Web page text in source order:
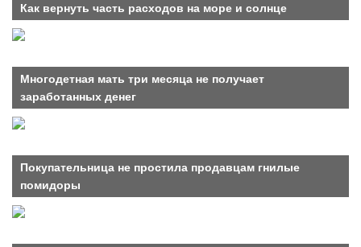
Как вернуть часть расходов на море и солнце
Многодетная мать три месяца не получает
заработанных денег
Покупательница не простила продавцам гнилые
помидоры